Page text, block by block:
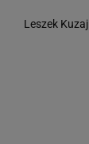
Leszek Kuzaj